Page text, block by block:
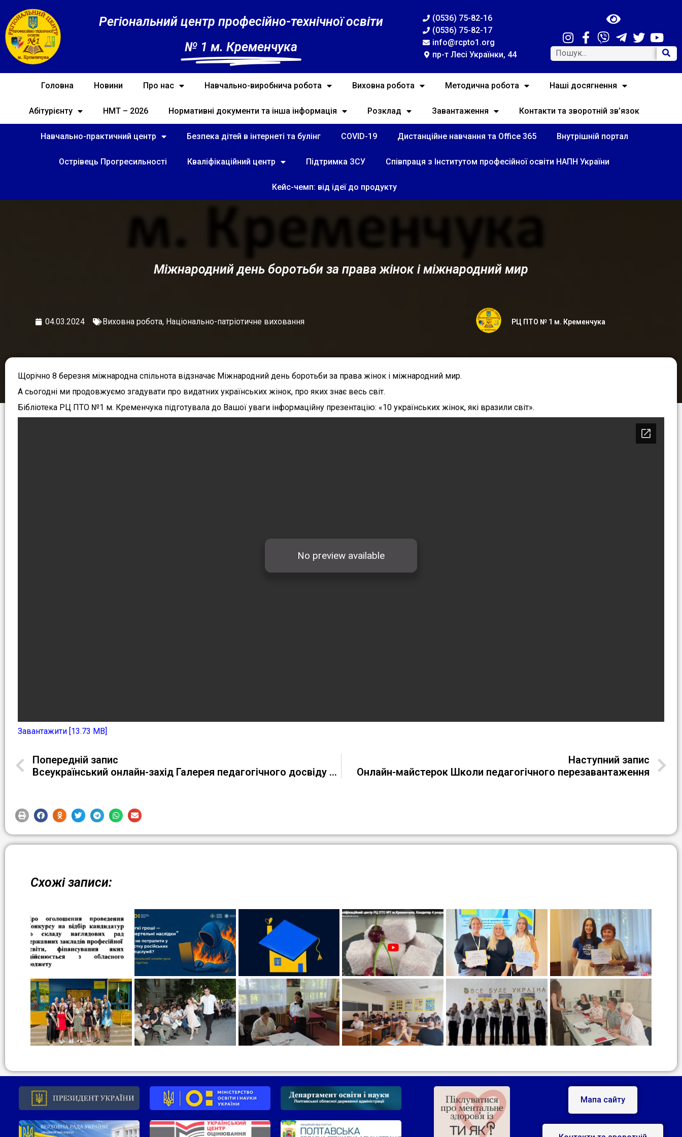
Регіональний центр професійно-технічної освіти
№ 1 м. Кременчука
(0536) 75-82-16
(0536) 75-82-17
info@rcpto1.org
пр-т Лесі Українки, 44
Головна Новини Про нас Навчально-виробнича робота Виховна робота Методична робота Наші досягнення
Абітурієнту НМТ – 2026 Нормативні документи та інша інформація Розклад Завантаження Контакти та зворотній зв’язок
Навчально-практичний центр Безпека дітей в інтернеті та булінг COVID-19 Дистанційне навчання та Office 365 Внутрішній портал
Острівець Прогресильності Кваліфікаційний центр Підтримка ЗСУ Співпраця з Інститутом професійної освіти НАПН України
Кейс-чемп: від ідеї до продукту
Міжнародний день боротьби за права жінок і міжнародний мир
04.03.2024 Виховна робота, Національно-патріотичне виховання РЦ ПТО № 1 м. Кременчука
Щорічно 8 березня міжнародна спільнота відзначає Міжнародний день боротьби за права жінок і міжнародний мир.
А сьогодні ми продовжуємо згадувати про видатних українських жінок, про яких знає весь світ.
Бібліотека РЦ ПТО №1 м. Кременчука підготувала до Вашої уваги інформаційну презентацію: «10 українських жінок, які вразили світ».
Завантажити [13.73 MB]
Попередній запис
Всеукраїнський онлайн-захід Галерея педагогічного досвіду „Професійна освіта в умовах воєнного часу”
Наступний запис
Онлайн-майстерок Школи педагогічного перезавантаження
Схожі записи:
Мапа сайту